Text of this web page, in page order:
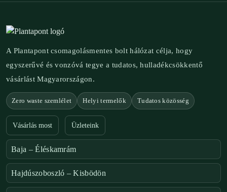
A Plantapont csomagolásmentes bolt hálózat célja, hogy
egyszerűvé és vonzóvá tegye a tudatos, hulladékcsökkentő
vásárlást Magyarországon.
Zero waste szemlélet Helyi termelők Tudatos közösség
Vásárlás most Üzleteink
Baja – Éléskamrám
Hajdúszoboszló – Kisbödön